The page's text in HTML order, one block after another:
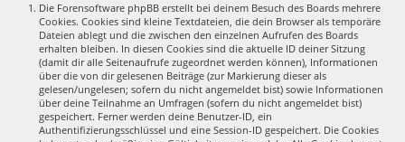
Die Forensoftware phpBB erstellt bei deinem Besuch des Boards mehrere
Cookies. Cookies sind kleine Textdateien, die dein Browser als temporäre
Dateien ablegt und die zwischen den einzelnen Aufrufen des Boards
erhalten bleiben. In diesen Cookies sind die aktuelle ID deiner Sitzung
(damit dir alle Seitenaufrufe zugeordnet werden können), Informationen
über die von dir gelesenen Beiträge (zur Markierung dieser als
gelesen/ungelesen; sofern du nicht angemeldet bist) sowie Informationen
über deine Teilnahme an Umfragen (sofern du nicht angemeldet bist)
gespeichert. Ferner werden deine Benutzer-ID, ein
Authentifizierungsschlüssel und eine Session-ID gespeichert. Die Cookies